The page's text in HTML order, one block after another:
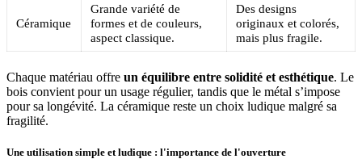
Céramique
Grande variété de
formes et de couleurs,
aspect classique.
Des designs
originaux et colorés,
mais plus fragile.
Chaque matériau offre un équilibre entre solidité et esthétique. Le
bois convient pour un usage régulier, tandis que le métal s’impose
pour sa longévité. La céramique reste un choix ludique malgré sa
fragilité.
Une utilisation simple et ludique : l'importance de l'ouverture